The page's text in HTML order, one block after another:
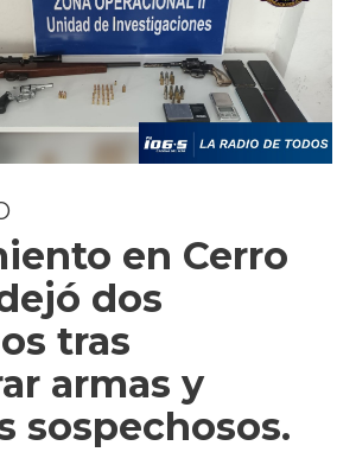
en Cerro
dos
tras
armas y
sospechosos.